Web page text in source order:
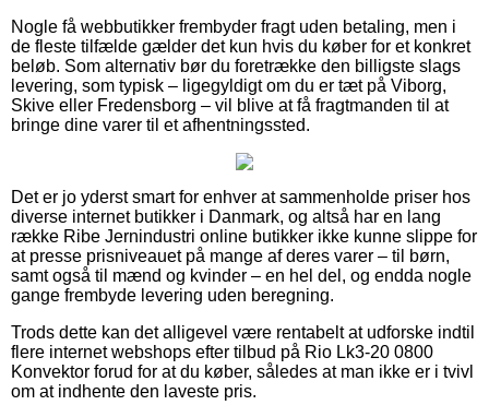
Nogle få webbutikker frembyder fragt uden betaling, men i
de fleste tilfælde gælder det kun hvis du køber for et konkret
beløb. Som alternativ bør du foretrække den billigste slags
levering, som typisk – ligegyldigt om du er tæt på Viborg,
Skive eller Fredensborg – vil blive at få fragtmanden til at
bringe dine varer til et afhentningssted.
Det er jo yderst smart for enhver at sammenholde priser hos
diverse internet butikker i Danmark, og altså har en lang
række Ribe Jernindustri online butikker ikke kunne slippe for
at presse prisniveauet på mange af deres varer – til børn,
samt også til mænd og kvinder – en hel del, og endda nogle
gange frembyde levering uden beregning.
Trods dette kan det alligevel være rentabelt at udforske indtil
flere internet webshops efter tilbud på Rio Lk3-20 0800
Konvektor forud for at du køber, således at man ikke er i tvivl
om at indhente den laveste pris.